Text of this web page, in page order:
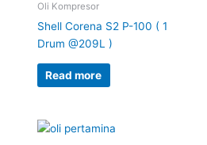
Oli Kompresor
Shell Corena S2 P-100 ( 1
Drum @209L )
Read more